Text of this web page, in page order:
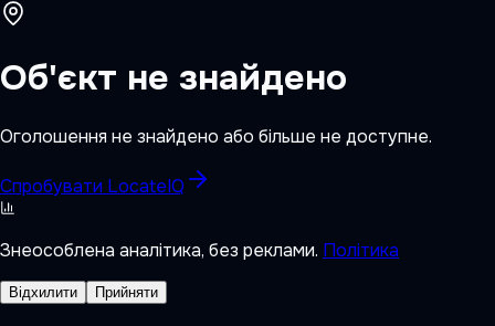
Об'єкт не знайдено
Оголошення не знайдено або більше не доступне.
Спробувати LocateIQ
Знеособлена аналітика, без реклами. Політика
Відхилити Прийняти